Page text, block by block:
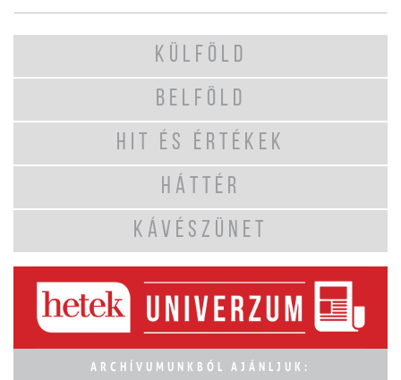
KÜLFÖLD
BELFÖLD
HIT ÉS ÉRTÉKEK
HÁTTÉR
KÁVÉSZÜNET
ARCHÍVUMUNKBÓL AJÁNLJUK: